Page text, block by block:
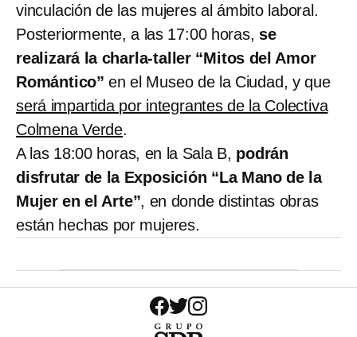
vinculación de las mujeres al ámbito laboral.
Posteriormente, a las 17:00 horas, se
realizará la charla-taller “Mitos del Amor
Romántico” en el Museo de la Ciudad, y que
será impartida por integrantes de la Colectiva
Colmena Verde.
A las 18:00 horas, en la Sala B, podrán
disfrutar de la Exposición “La Mano de la
Mujer en el Arte”, en donde distintas obras
están hechas por mujeres.